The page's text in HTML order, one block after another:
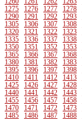
1275 1276 1277 1278
1290 1291 1292 1293
1305 1306 1307 1308
1320 1321 1322 1323
1335 1336 1337 1338
1350 1351 1352 1353
1365 1366 1367 1368
1380 1381 1382 1383
1395 1396 1397 1398
1410 1411 1412 1413
1425 1426 1427 1428
1440 1441 1442 1443
1455 1456 1457 1458
1470 1471 1472 1473
1485 1486 1487 1488